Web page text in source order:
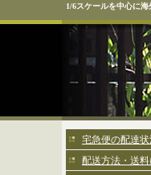
1/6スケールを中心に海
宅急便の配達
配送方法・送